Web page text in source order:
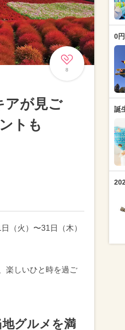
8
アが見ご
トも
（火）〜31日（木）
楽しいひと時を過ご
グルメを満
0
誕